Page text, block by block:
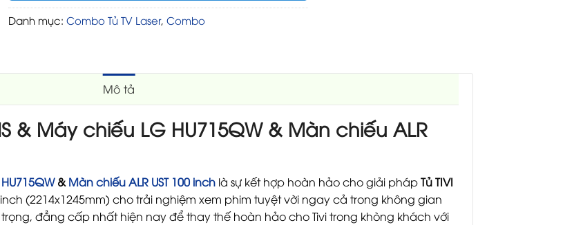
Danh mục: Combo Tủ TV Laser, Combo
Mô tả
& Máy chiếu LG HU715QW & Màn chiếu ALR
&Màn chiếu ALR UST 100 inch là sự kết hợp hoàn hảo cho giải phápTủ TIVI
(2214x1245mm) cho trải nghiệm xem phim tuyệt vời ngay cả trong không gian
đẳng cấp nhất hiện nay để thay thế hoàn hảo cho Tivi trong khòng khách với